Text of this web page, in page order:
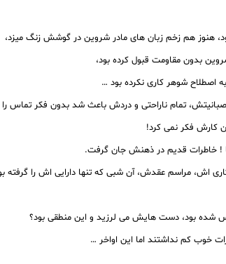
هنوز هم زخم زبان های مادر شروین در گوشش زنگ میزد،
بدون مقاومت قبول کرده بود،
اصطلاح شوهر کاری نکرده بود …
تمام ناراحتی و دردش باعث شد بدون فکر تماس
کارش فکر نمی کرد!
خاطرات قدیم در ذهنش جان گرفت.
اش، مراسم عقدش، آن شبی که تنها دارایی اش را
شده بود، دست هایش می لرزید و این منطقی بود؟
خوب کم نداشتند اما این اواخر …